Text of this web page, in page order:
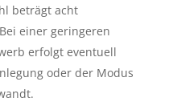
beträgt acht
einer geringeren
erfolgt eventuell
oder der Modus